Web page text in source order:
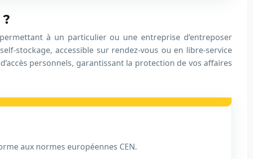
à un particulier ou une entreprise d’entreposer
stockage, accessible sur rendez-vous ou en libre-service
personnels, garantissant la protection de vos affaires
aux normes européennes CEN.